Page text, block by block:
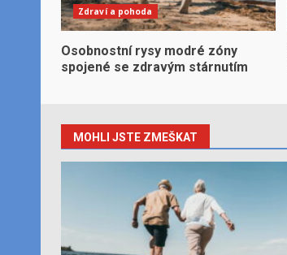
Zdraví a pohoda
Osobnostní rysy modré zóny
spojené se zdravým stárnutím
MOHLI JSTE ZMEŠKAT